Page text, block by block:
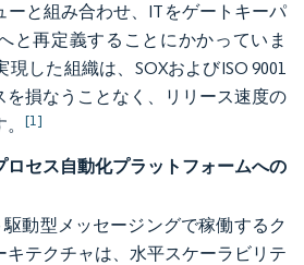
ーと組み合わせ、ITをゲートキーパ
と再定義することにかかっていま
した組織は、SOXおよびISO 9001
を損なうことなく、リリース速度の
[1]
ロセス自動化プラットフォームへの
駆動型メッセージングで稼働するク
キテクチャは、水平スケーラビリテ